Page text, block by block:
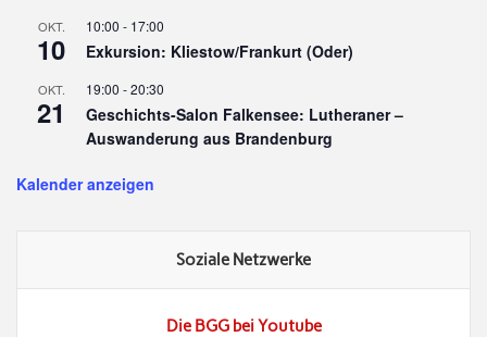
OKT.
10
10:00 - 17:00
Exkursion: Kliestow/Frankurt (Oder)
OKT.
21
19:00 -20:30
Geschichts-Salon Falkensee: Lutheraner –
Auswanderung aus Brandenburg
Kalender anzeigen
Soziale Netzwerke
Die BGG bei Youtube